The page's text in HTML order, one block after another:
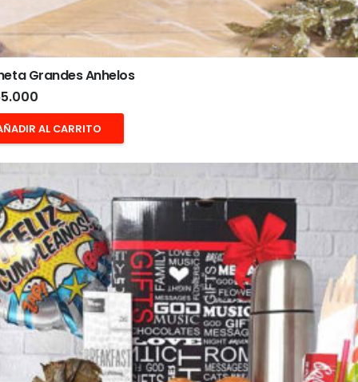
Grandes Anhelos
AL CARRITO